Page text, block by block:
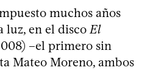
muchos años
luz, en el disco El
–el primero sin
Mateo Moreno, ambos